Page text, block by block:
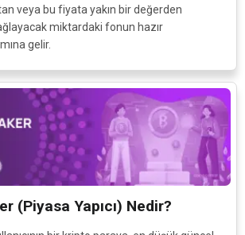
veya bu fiyata yakın bir değerden
miktardaki fonun hazır
gelir.
(Piyasa Yapıcı) Nedir?